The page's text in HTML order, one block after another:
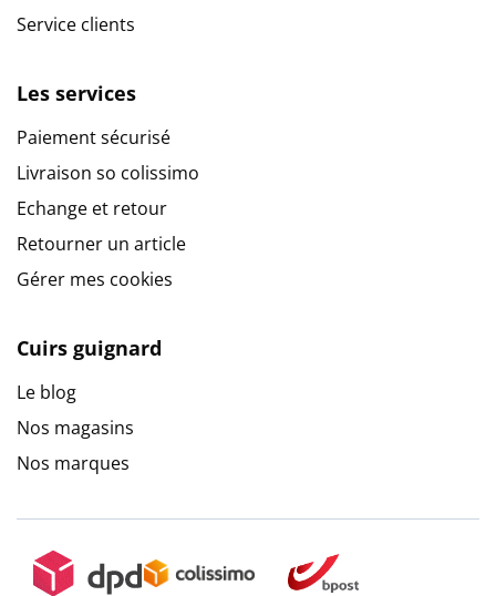
Service clients
Les services
Paiement sécurisé
Livraison so colissimo
Echange et retour
Retourner un article
Gérer mes cookies
Cuirs guignard
Le blog
Nos magasins
Nos marques